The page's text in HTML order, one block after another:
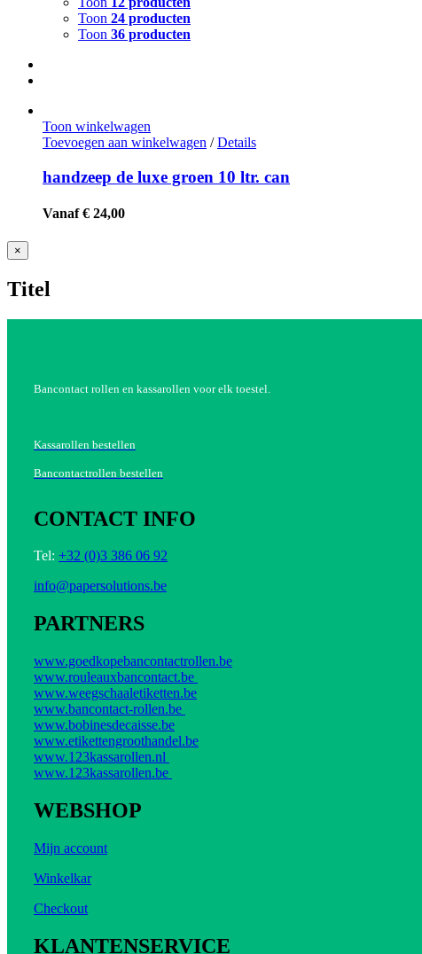
Toon 24 producten
Toon 36 producten
Toon winkelwagen
Toevoegen aan winkelwagen / Details
handzeep de luxe groen 10 ltr. can
Vanaf € 24,00
Close
product
view
×
Titel
Bancontact rollen en kassarollen voor elk toestel.
Kassarollen bestellen
Bancontactrollen bestellen
CONTACT INFO
Tel: +32 (0)3 386 06 92
info@papersolutions.be
PARTNERS
www.goedkopebancontactrollen.be
www.rouleauxbancontact.be
www.weegschaaletiketten.be
www.bancontact-rollen.be
www.bobinesdecaisse.be
www.etikettengroothandel.be
www.123kassarollen.nl
www.123kassarollen.be
WEBSHOP
Mijn account
Winkelkar
Checkout
KLANTENSERVICE